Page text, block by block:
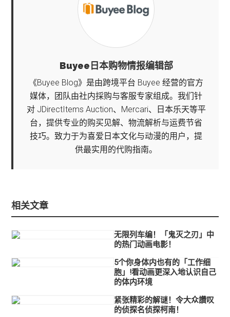
Buyee日本购物情报编辑部
《Buyee Blog》是由跨境平台 Buyee 经营的官方
媒体，团队由社内採购与客服专家组成。我们针
对 JDirectItems Auction、Mercari、日本乐天等平
台，提供专业的购买见解、物流解析与运费节省
技巧。致力于为喜爱日本文化与动漫的用户，提
供最实用的代购指南。
相关文章
无限列车编！「鬼灭之刃」中
的热门动画电影！
5个你身体内也有的「工作细
胞」!看动画更深入地认识自己
的体内环境
紧张精彩的解谜！令大众讚叹
的侦探名侦探柯南！